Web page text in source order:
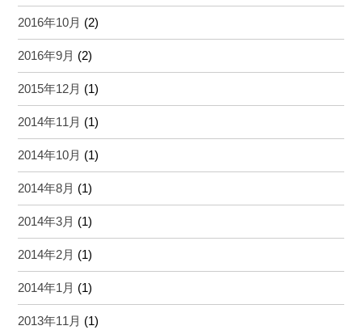
2016年10月 (2)
2016年9月 (2)
2015年12月 (1)
2014年11月 (1)
2014年10月 (1)
2014年8月 (1)
2014年3月 (1)
2014年2月 (1)
2014年1月 (1)
2013年11月 (1)